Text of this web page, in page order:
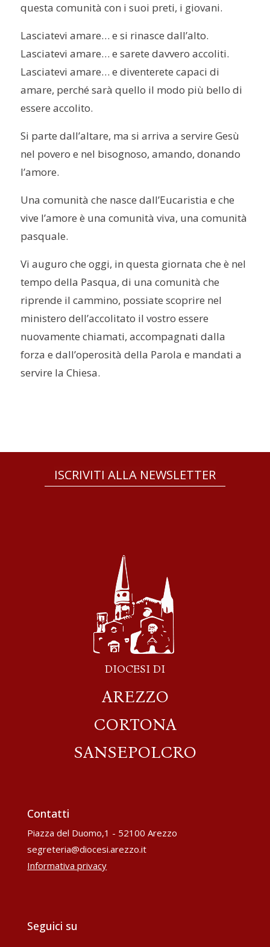
questa comunità con i suoi preti, i giovani.
Lasciatevi amare… e si rinasce dall’alto.
Lasciatevi amare… e sarete davvero accoliti.
Lasciatevi amare… e diventerete capaci di
amare, perché sarà quello il modo più bello di
essere accolito.
Si parte dall’altare, ma si arriva a servire Gesù
nel povero e nel bisognoso, amando, donando
l’amore.
Una comunità che nasce dall’Eucaristia e che
vive l’amore è una comunità viva, una comunità
pasquale.
Vi auguro che oggi, in questa giornata che è nel
tempo della Pasqua, di una comunità che
riprende il cammino, possiate scoprire nel
ministero dell’accolitato il vostro essere
nuovamente chiamati, accompagnati dalla
forza e dall’operosità della Parola e mandati a
servire la Chiesa.
ISCRIVITI ALLA NEWSLETTER
DIOCESI DI
AREZZO
CORTONA
SANSEPOLCRO
Contatti
Piazza del Duomo,1 - 52100 Arezzo
segreteria@diocesi.arezzo.it
Informativa privacy
Seguici su